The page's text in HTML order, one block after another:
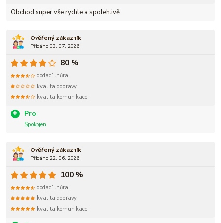
Obchod super vše rychle a spolehlivě.
Ověřený zákazník
Přidáno 03. 07. 2026
Pro:
Spokojen
80 %
dodací lhůta
kvalita dopravy
kvalita komunikace
Ověřený zákazník
Přidáno 22. 06. 2026
100 %
dodací lhůta
kvalita dopravy
kvalita komunikace